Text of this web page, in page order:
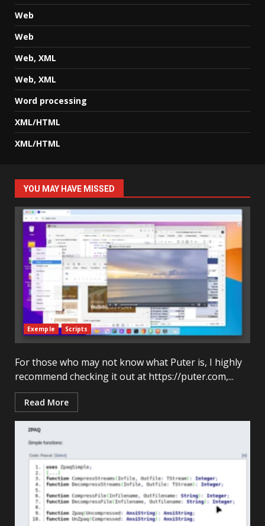
Web
Web
Web, XML
Web, XML
Word processing
XML/HTML
XML/HTML
YOU MAY HAVE MISSED
Exemple Scripts
For those who may not know what Puter is, I highly
recommend checking it out at https://puter.com,...
Read More